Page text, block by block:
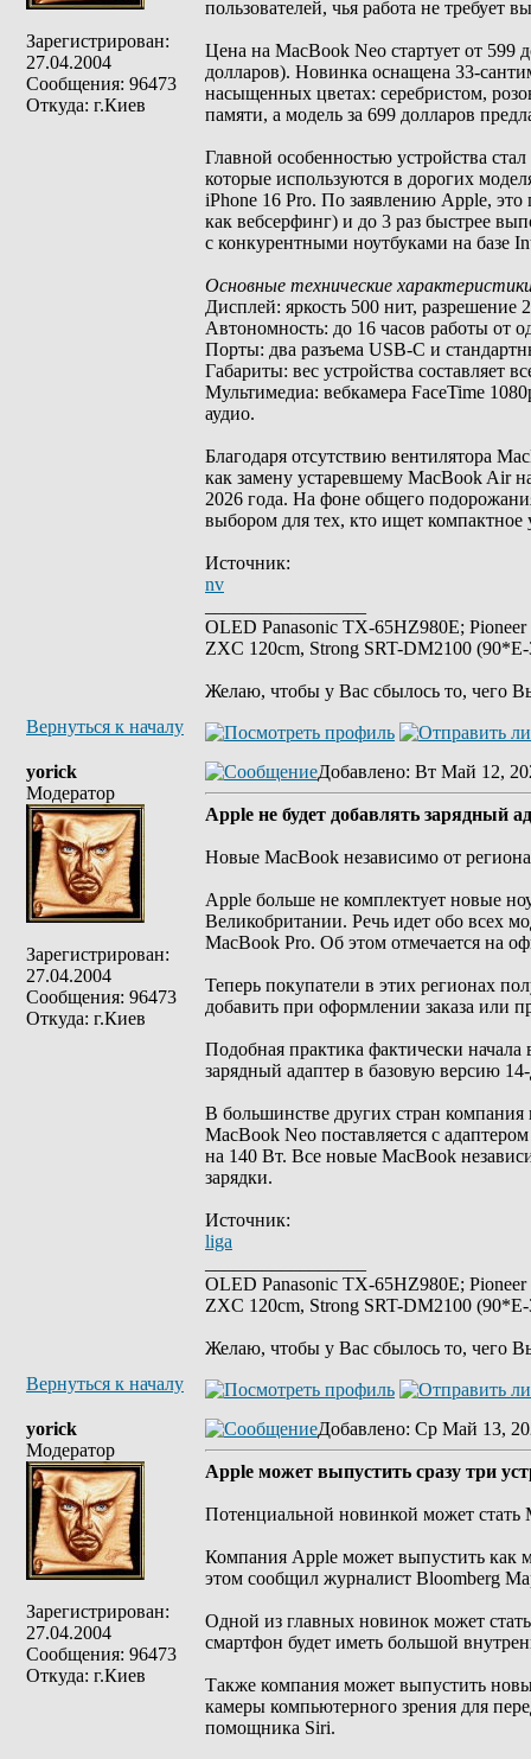
Зарегистрирован:
27.04.2004
Сообщения: 96473
Откуда: г.Киев
пользователей, чья работа не
Цена на MacBook Neo стартует от 599
долларов). Новинка оснащена 33-
насыщенных цветах: серебристом,
памяти, а модель за 699 долларов
Главной особенностью устройства
которые используются в дорогих
iPhone 16 Pro. По заявлению Apple, это
как вебсерфинг) и до 3 раз быстрее
с конкурентными ноутбуками на базе
Основные технические
Дисплей: яркость 500 нит, разрешение
Автономность: до 16 часов работы от
Порты: два разъема USB-C и
Габариты: вес устройства составляет
Мультимедиа: вебкамера FaceTime
аудио.
Благодаря отсутствию вентилятора
как замену устаревшему MacBook Air
2026 года. На фоне общего
выбором для тех, кто ищет компактное
Источник:
nv
OLED Panasonic TX-65HZ980E;
ZXC 120cm, Strong SRT-DM2100
Желаю, чтобы у Вас сбылось то, чего
Вернуться к началу
yorick
Модератор
Зарегистрирован:
27.04.2004
Сообщения: 96473
Откуда: г.Киев
Добавлено: Вт Май 12,
Apple не будет добавлять
Новые MacBook независимо от
Apple больше не комплектует новые
Великобритании. Речь идет обо всех
MacBook Pro. Об этом отмечается на
Теперь покупатели в этих регионах
добавить при оформлении заказа или
Подобная практика фактически
зарядный адаптер в базовую версию
В большинстве других стран
MacBook Neo поставляется с
на 140 Вт. Все новые MacBook
зарядки.
Источник:
liga
OLED Panasonic TX-65HZ980E;
ZXC 120cm, Strong SRT-DM2100
Желаю, чтобы у Вас сбылось то, чего
Вернуться к началу
yorick
Модератор
Зарегистрирован:
27.04.2004
Сообщения: 96473
Откуда: г.Киев
Добавлено: Ср Май 13,
Apple может выпустить сразу три
Потенциальной новинкой может
Компания Apple может выпустить как
этом сообщил журналист Bloomberg
Одной из главных новинок может
смартфон будет иметь большой
Также компания может выпустить
камеры компьютерного зрения для
помощника Siri.